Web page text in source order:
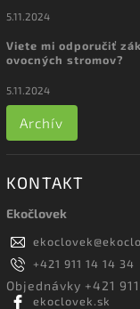
5.11.2024
Viete mi odporučiť
ovocných stromov?
5.11.2024
Archív
KONTAKT
Ekočlovek
ekoclovek@
+421 911 14 14 34
Objednávky +421
ekoclovek.sk